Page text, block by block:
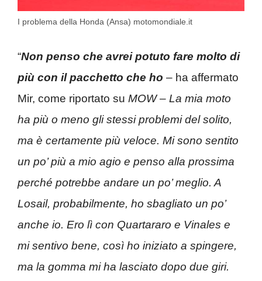
I problema della Honda (Ansa) motomondiale.it
“Non penso che avrei potuto fare molto di
più con il pacchetto che ho – ha affermato
Mir, come riportato su MOW – La mia moto
ha più o meno gli stessi problemi del solito,
ma è certamente più veloce. Mi sono sentito
un po’ più a mio agio e penso alla prossima
perché potrebbe andare un po’ meglio. A
Losail, probabilmente, ho sbagliato un po’
anche io. Ero lì con Quartararo e Vinales e
mi sentivo bene, così ho iniziato a spingere,
ma la gomma mi ha lasciato dopo due giri.